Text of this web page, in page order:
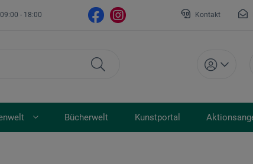
- 18:00 Kontakt
Bücherwelt Kunstportal